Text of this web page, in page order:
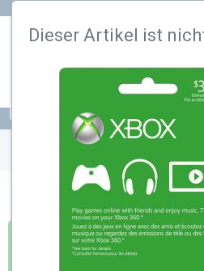
XBOX LIVE 12+1 MONTHS
Ausverkauft
–21%
$
Hi! Könnten wir bitte einige
Cookies erfordern? Sie können Ihre
Lass mich aussuchen